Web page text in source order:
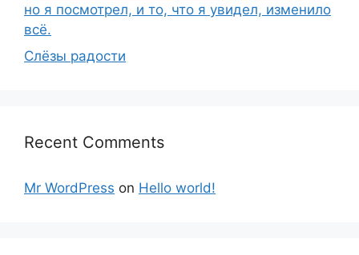
но я посмотрел, и то, что я увидел, изменило
всё.
Слёзы радости
Recent Comments
Mr WordPress on Hello world!